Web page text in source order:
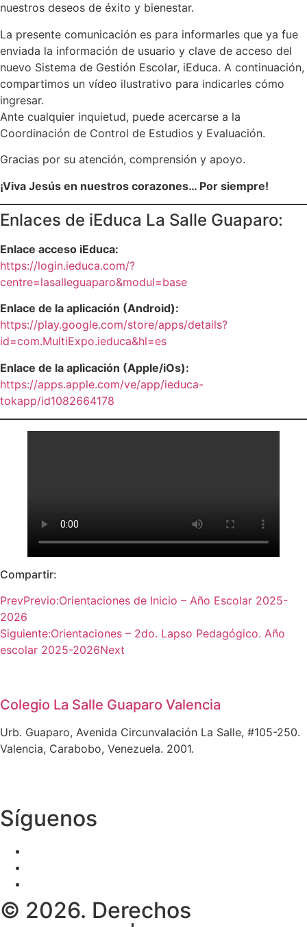
nuestros deseos de éxito y bienestar.
La presente comunicación es para informarles que ya fue
enviada la información de usuario y clave de acceso del
nuevo Sistema de Gestión Escolar, iEduca. A continuación,
compartimos un vídeo ilustrativo para indicarles cómo
ingresar.
Ante cualquier inquietud, puede acercarse a la
Coordinación de Control de Estudios y Evaluación.
Gracias por su atención, comprensión y apoyo.
¡Viva Jesús en nuestros corazones… Por siempre!
Enlaces de iEduca La Salle Guaparo:
Enlace acceso iEduca:
https://login.ieduca.com/?
centre=lasalleguaparo&modul=base
Enlace de la aplicación (Android):
https://play.google.com/store/apps/details?
id=com.MultiExpo.ieduca&hl=es
Enlace de la aplicación (Apple/iOs):
https://apps.apple.com/ve/app/ieduca-
tokapp/id1082664178
Compartir:
PrevPrevio:Orientaciones de Inicio – Año Escolar 2025-
2026
Siguiente:Orientaciones – 2do. Lapso Pedagógico. Año
escolar 2025-2026Next
Colegio La Salle Guaparo Valencia
Urb. Guaparo, Avenida Circunvalación La Salle, #105-250.
Valencia, Carabobo, Venezuela. 2001.
Síguenos
© 2026. Derechos